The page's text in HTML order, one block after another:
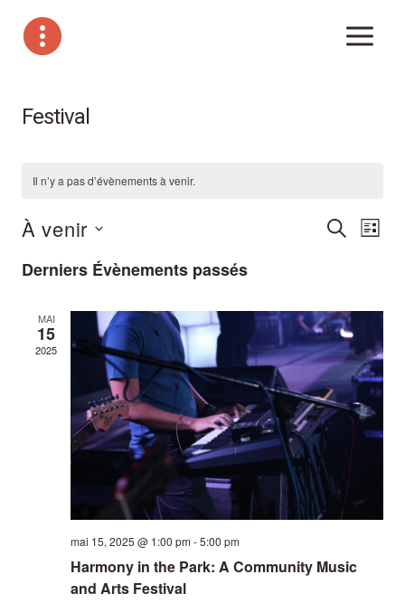
contenu
Festival
Il n’y a pas d’évènements à venir.
de
vues
LISTE
À venir
une
Derniers Évènements passés
MAI
15
2025
mai 15, 2025 @ 1:00 pm -5:00 pm
Harmony in the Park: A Community Music
and Arts Festival